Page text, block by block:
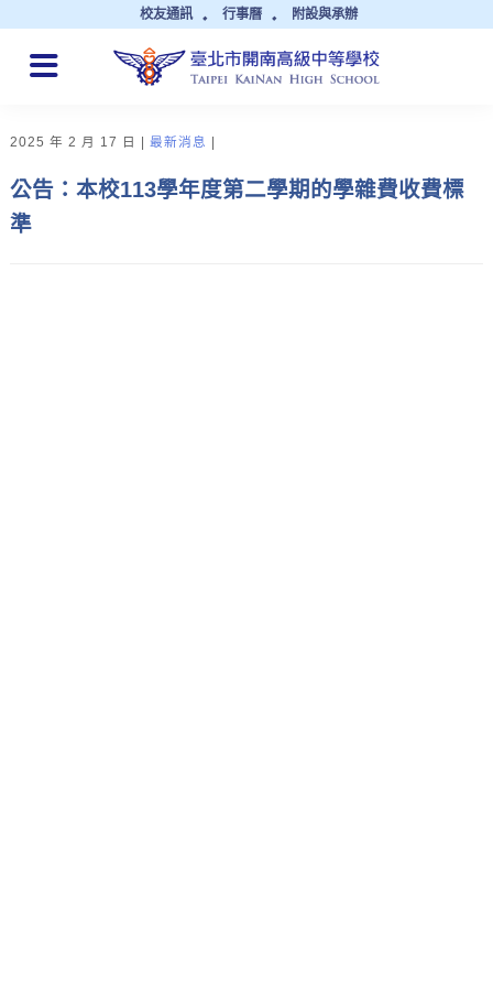
校友通訊 行事曆 附設與承辦
QUICK LINKS
2025 年 2 月 17 日 最新消息
公告：本校113學年度第二學期的學雜費收費標
準